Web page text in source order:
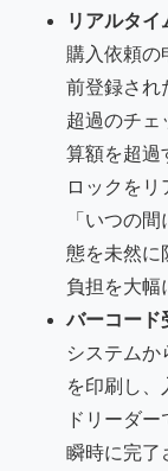
リアルタ
購入依頼の
前登録され
超過のチェ
算額を超過
ロックをリ
「いつの
態を未然に
負担を大幅
バーコード
システムか
を印刷し、
ドリーダ
瞬時に完了